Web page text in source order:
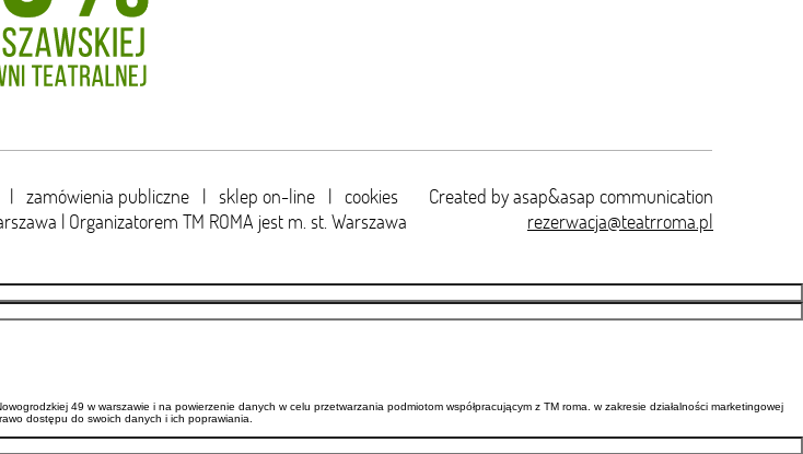
| zamówienia publiczne | sklep on-line | cookies
| Organizatorem TM ROMA jest m. st. Warszawa
Created byasap&asap communication
rezerwacja@teatrroma.pl
49 w warszawie i na powierzenie danych w celu przetwarzania podmiotom współpracującym z TM roma. w zakresie działalności marketingowej
dostępu do swoich danych i ich poprawiania.